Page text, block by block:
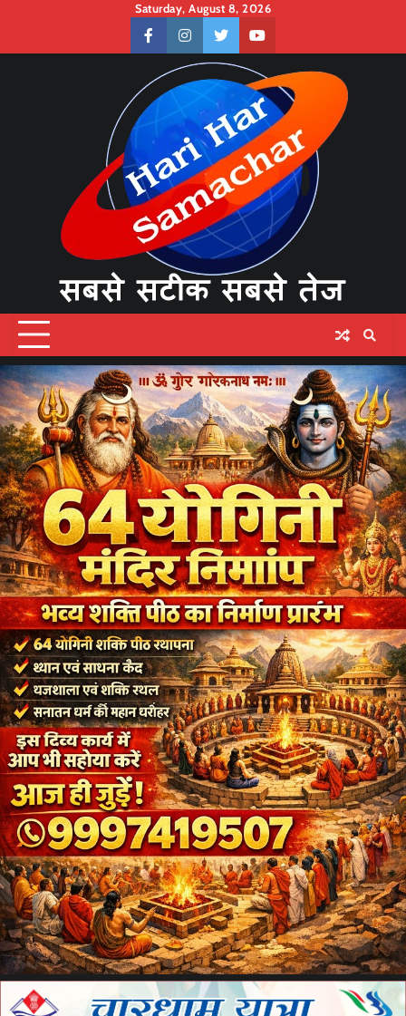
content
Saturday, August 8, 2026
facebookinstagramtwitteryoutube